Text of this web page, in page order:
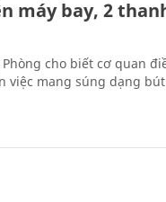
máy bay, 2
Phòng cho biết cơ quan
việc mang súng dạng